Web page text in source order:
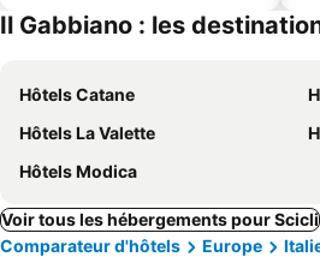
Il Gabbiano : les
Hôtels Catane
Hôtels La Valette
Hôtels Modica
Voir tous les hébergements pour Scicli
Comparateur d'hôtels
Europe